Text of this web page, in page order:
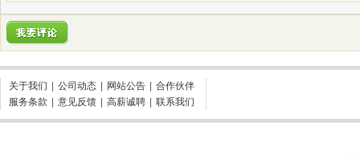
关于我们 公司动态 网站公告
合作伙伴
服务条款
意见反馈 高薪诚聘 联系我们